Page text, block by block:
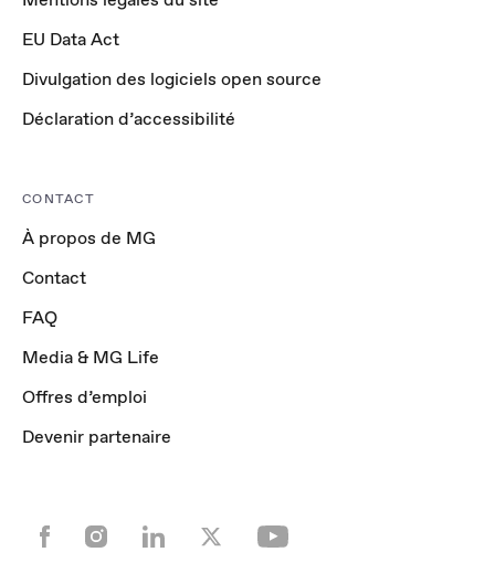
EU Data Act
Divulgation des logiciels open source
Déclaration d’accessibilité
CONTACT
À propos de MG
Contact
FAQ
Media & MG Life
Offres d’emploi
Devenir partenaire